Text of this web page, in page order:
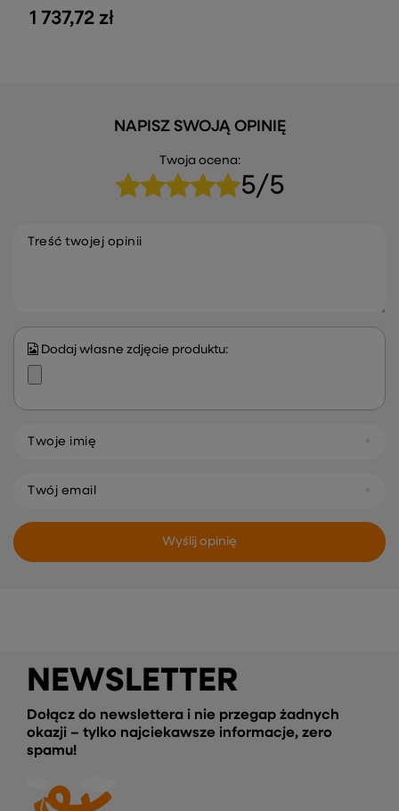
1 737,72 zł
NAPISZ SWOJĄ OPINIĘ
Twoja ocena:
5/5
Treść twojej opinii
Dodaj własne zdjęcie produktu:
Twoje imię
Twój email
Wyślij opinię
NEWSLETTER
Dołącz do newslettera i nie przegap żadnych
okazji – tylko najciekawsze informacje, zero
spamu!